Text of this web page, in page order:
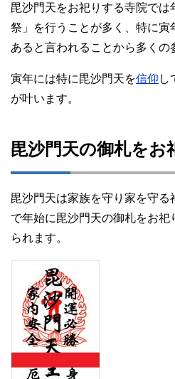
毘沙門天をお祀りする寺院で
祭」を行うことが多く、特に寅
あると言われることから多くの
寅年には特に毘沙門天を信仰 し
が叶います。
毘沙門天の御札をお
毘沙門天は家族を守り家を守る
で年始に毘沙門天の御札をお
られます。